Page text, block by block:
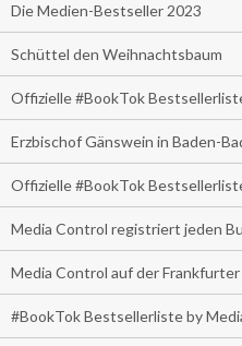
Die Medien-Bestseller 2023
Schüttel den Weihnachtsbaum
Offizielle #BookTok
Erzbischof Gänswein in Baden-
Offizielle #BookTok
Media Control registriert jeden
Media Control auf der
#BookTok Bestsellerliste by